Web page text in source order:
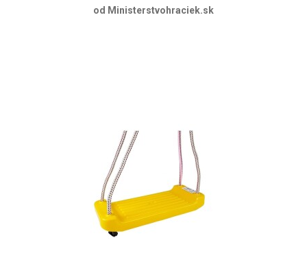
od Ministerstvohraciek.sk